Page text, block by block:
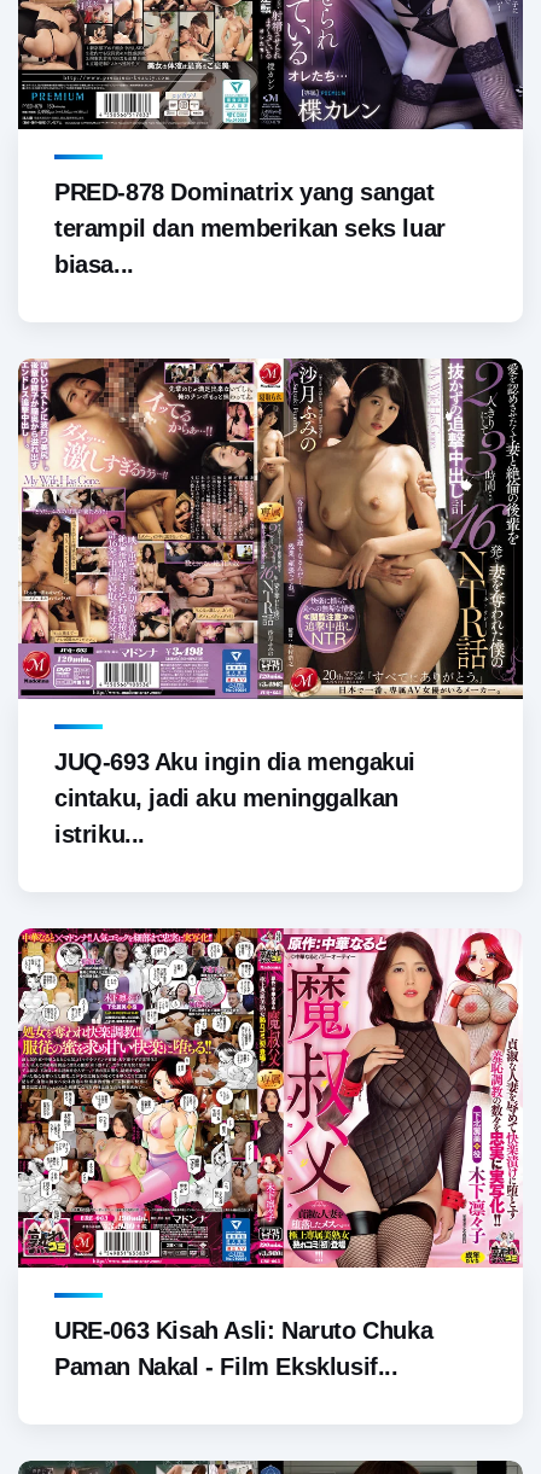
PRED-878 Dominatrix yang sangat
terampil dan memberikan seks luar
biasa...
JUQ-693 Aku ingin dia mengakui
cintaku, jadi aku meninggalkan
istriku...
URE-063 Kisah Asli: Naruto Chuka
Paman Nakal - Film Eksklusif...